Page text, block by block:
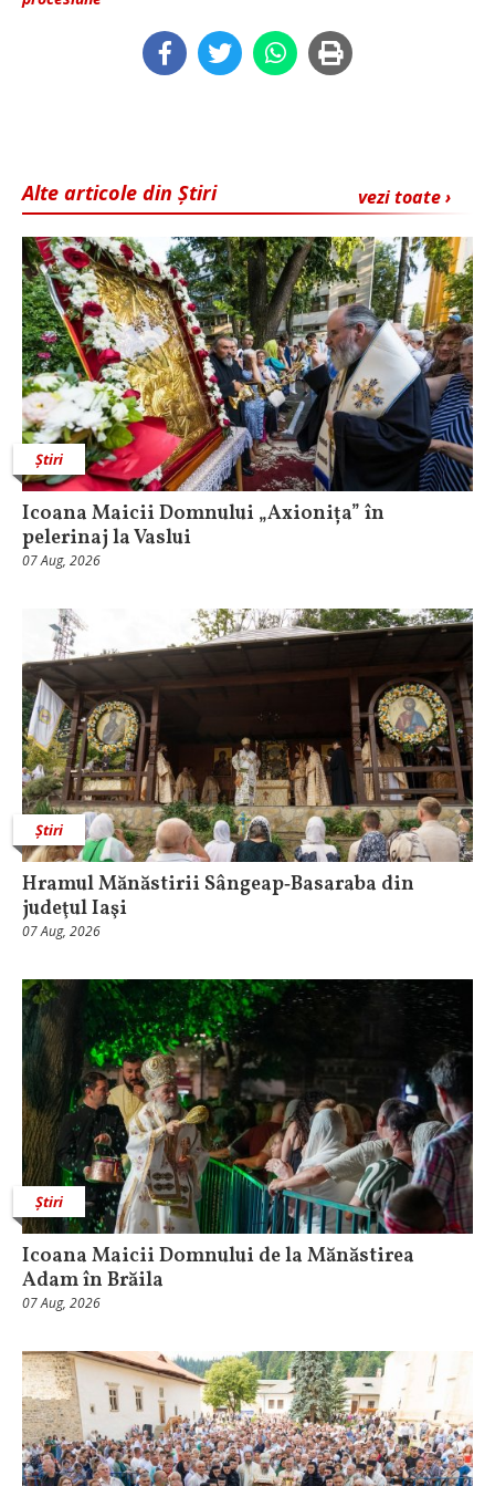
vezi toate ›
Alte articole din Știri
Știri
Icoana Maicii Domnului „Axionița” în
pelerinaj la Vaslui
07 Aug, 2026
Știri
Hramul Mănăstirii Sângeap‑Basaraba din
judeţul Iaşi
07 Aug, 2026
Știri
Icoana Maicii Domnului de la Mănăstirea
Adam în Brăila
07 Aug, 2026